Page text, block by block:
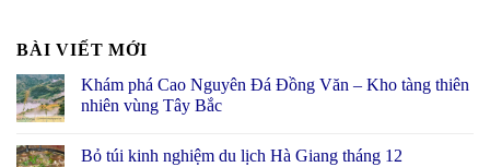
BÀI VIẾT MỚI
Khám phá Cao Nguyên Đá Đồng Văn – Kho tàng thiên
nhiên vùng Tây Bắc
Bỏ túi kinh nghiệm du lịch Hà Giang tháng 12